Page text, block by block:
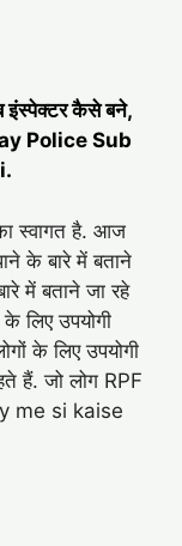
इंस्पेक्टर कैसे बने,
Police Sub
स्वागत है. आज
के बारे में बताने
में बताने जा रहे
लिए उपयोगी
के लिए उपयोगी
हैं. जो लोग RPF
me si kaise